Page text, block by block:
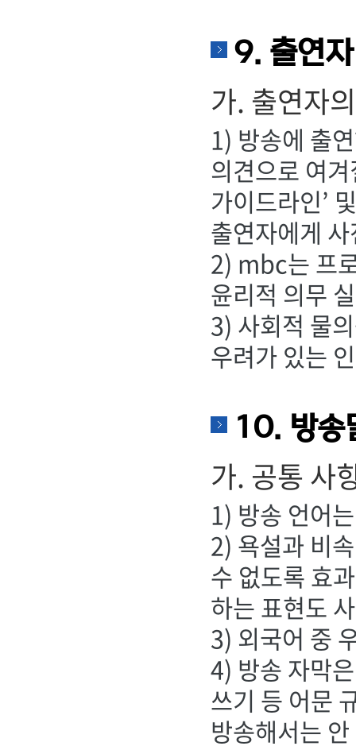
9. 출연자
가. 출연자
1) 방송에 출
의견으로 여
가이드라인’
출연자에게
2) mbc는 프
윤리적 의무
3) 사회적 물
우려가 있는
10. 방송
가. 공통 사
1) 방송 언어
2) 욕설과 비
수 없도록 효
하는 표현도
3) 외국어 중
4) 방송 자막
쓰기 등 어문
방송해서는